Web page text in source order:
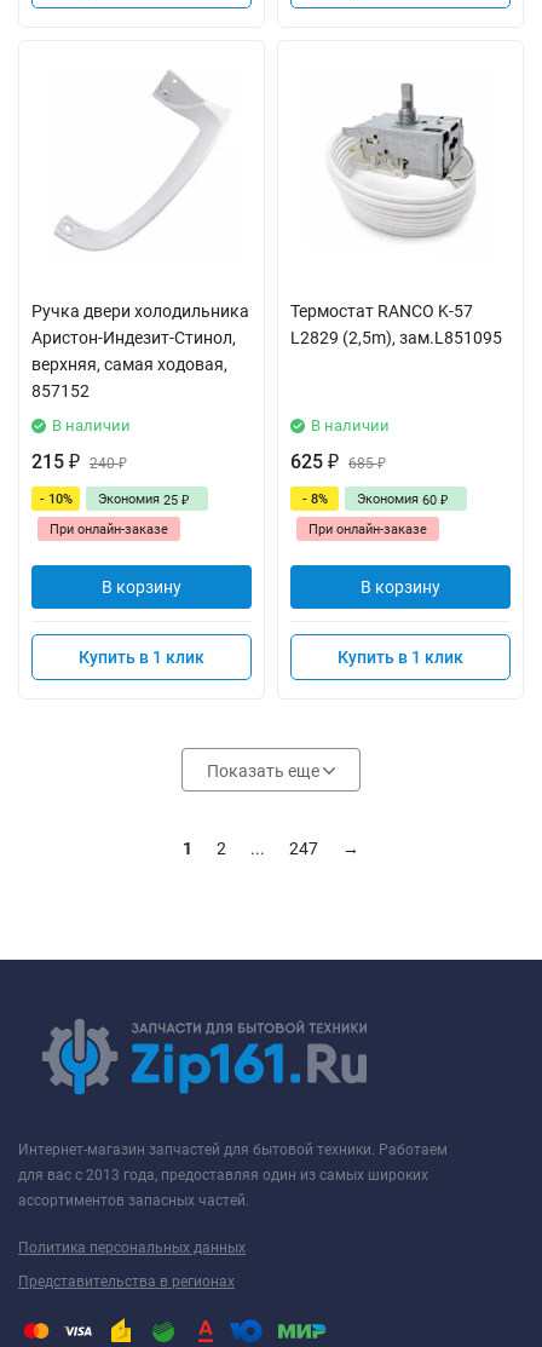
Ручка двери холодильника
Аристон-Индезит-Стинол,
верхняя, самая ходовая,
857152
В наличии
215 ₽ 240₽
- 10% Экономия 25 ₽
При онлайн-заказе
В корзину
Купить в 1 клик
Термостат RANCO K-57
L2829 (2,5m), зам.L851095
В наличии
625 ₽ 685₽
- 8% Экономия 60 ₽
При онлайн-заказе
В корзину
Купить в 1 клик
Показать еще
1 2 ... 247 →
Интернет-магазин запчастей для бытовой техники. Работаем
для вас с 2013 года, предоставляя один из самых широких
ассортиментов запасных частей.
Политика персональных данных
Представительства в регионах